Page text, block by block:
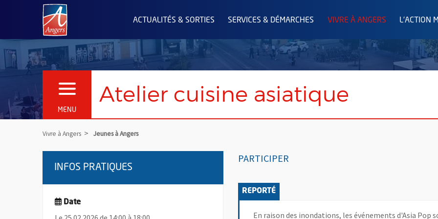
Angers.fr : Retour à l'accueil
ACTUALITÉS & SORTIES SERVICES & DÉMARCHES VIVRE À ANGERS L'ACTION
MENU
OUVRIR LE MENU Atelier cuisine asiatique
Vivre à Angers Jeunes à Angers
PARTICIPER
En raison des inondations, les événements d'Asia Pop
INFOS PRATIQUES
Date